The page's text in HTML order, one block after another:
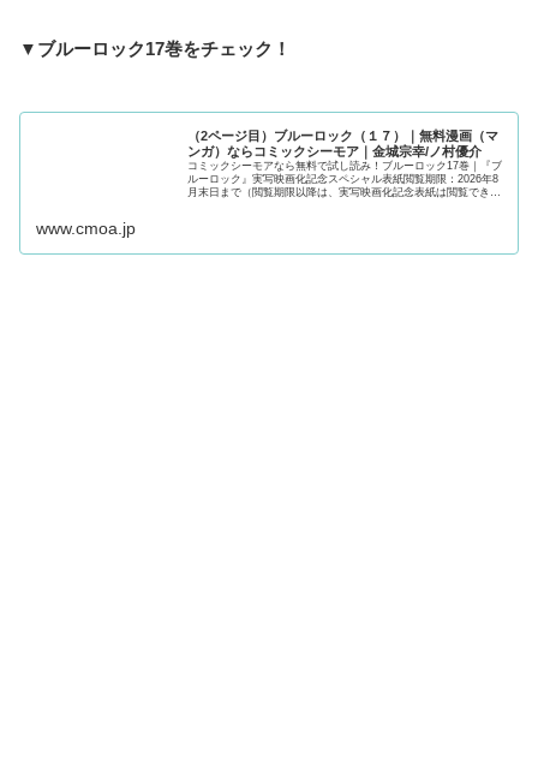
▼ブルーロック17巻をチェック！
（2ページ目）ブルーロック（１７）｜無料漫画（マ
ンガ）ならコミックシーモア｜金城宗幸/ノ村優介
コミックシーモアなら無料で試し読み！ブルーロック17巻｜『ブ
ルーロック』実写映画化記念スペシャル表紙閲覧期限：2026年8
月末日まで（閲覧期限以降は、実写映画化記念表紙は閲覧できな
www.cmoa.jp